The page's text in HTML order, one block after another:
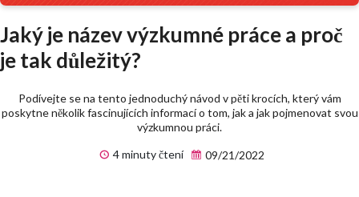
Jaký je název výzkumné práce a proč
je tak důležitý?
Podívejte se na tento jednoduchý návod v pěti krocích, který vám
poskytne několik fascinujících informací o tom, jak a jak pojmenovat svou
výzkumnou práci.
4 minuty čtení
09/21/2022